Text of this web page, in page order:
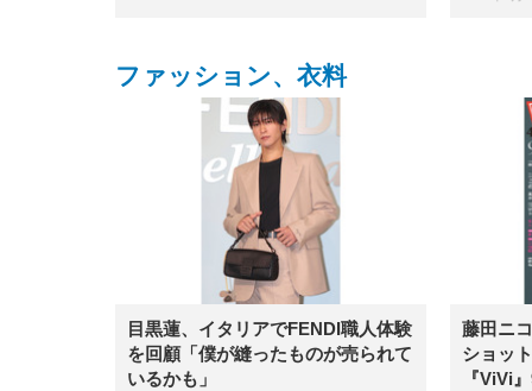
ファッション、衣料
目黒蓮、イタリアでFENDI職人体験
を回顧「僕が縫ったものが売られて
いるかも」
藤田ニ
ショッ
『ViVi